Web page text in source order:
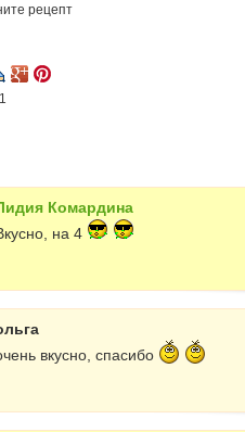
рецепт
Комардина
на 4
вкусно, спасибо